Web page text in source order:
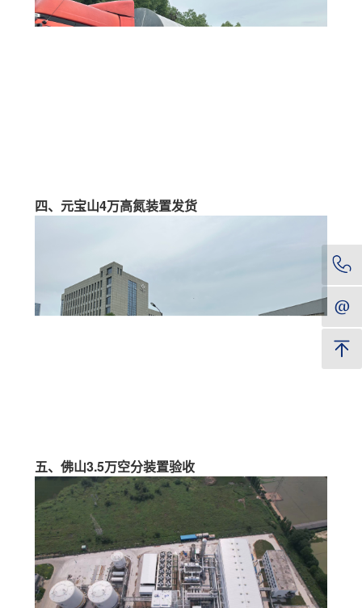
四、元宝山4万高氮装置发货
五、佛山3.5万空分装置验收